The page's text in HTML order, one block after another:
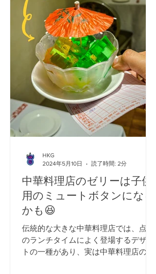
中華料理店のゼリーは子供
用のミュートボタンになる
かも😆
伝統的な大きな中華料理店では、点心
のランチタイムによく登場するデザー
トの一種があり、実は中華料理店の雰
HKG
2024年5月10日
読了時間: 2分